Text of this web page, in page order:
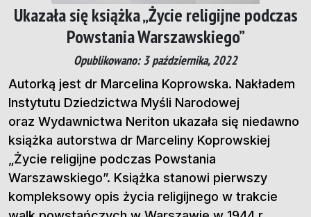
Ukazała się książka „Życie religijne podczas
Powstania Warszawskiego”
Opublikowano: 3 października, 2022
Autorką jest dr Marcelina Koprowska. Nakładem
Instytutu Dziedzictwa Myśli Narodowej
oraz Wydawnictwa Neriton ukazała się niedawno
książka autorstwa dr Marceliny Koprowskiej
„Życie religijne podczas Powstania
Warszawskiego”. Książka stanowi pierwszy
kompleksowy opis życia religijnego w trakcie